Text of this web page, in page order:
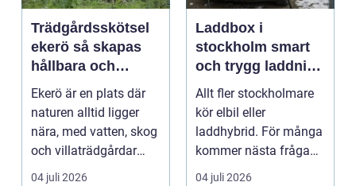
Trädgårdsskötsel
ekerö så skapas
hållbara och
vackra utemiljöer
året runt
Ekerö är en plats där
naturen alltid ligger
nära, med vatten, skog
och villaträdgårdar
som ramar in ...
04 juli 2026
Laddbox i
stockholm smart
och trygg laddning
hemma och på
jobbet
Allt fler stockholmare
kör elbil eller
laddhybrid. För många
kommer nästa fråga
direkt: hur laddar m...
04 juli 2026